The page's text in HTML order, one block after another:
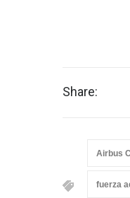
Share:
Airbus
fuerza